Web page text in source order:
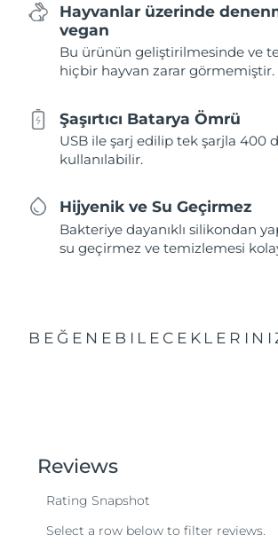
Hayvanlar üzerinde
vegan
Bu ürünün geliştirilmesinde ve
hiçbir hayvan zarar görmemiştir.
Şaşırtıcı Batarya Ömrü
USB ile şarj edilip tek şarjla 400
kullanılabilir.
Hijyenik ve Su Geçirmez
Bakteriye dayanıklı silikondan
su geçirmez ve temizlemesi